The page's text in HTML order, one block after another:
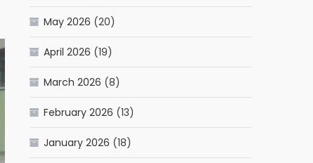
May 2026 (20)
April 2026 (19)
March 2026 (8)
February 2026 (13)
January 2026 (18)